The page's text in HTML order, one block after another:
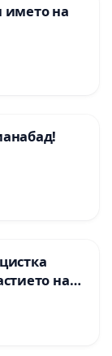
името на
на